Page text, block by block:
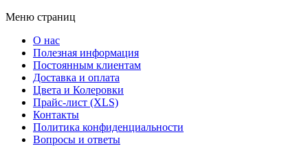
Меню страниц
О нас
Полезная информация
Постоянным клиентам
Доставка и оплата
Цвета и Колеровки
Прайс-лист (XLS)
Контакты
Политика конфиденциальности
Вопросы и ответы